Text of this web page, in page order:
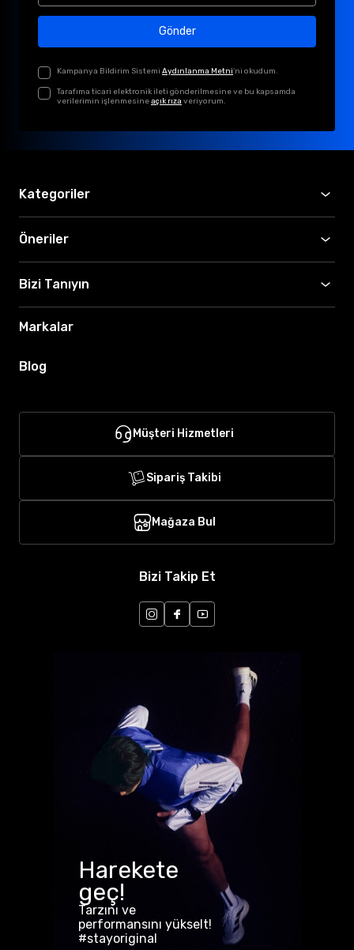
Gönder
Kampanya Bildirim Sistemi Aydınlanma Metni'ni okudum.
Tarafıma ticari elektronik ileti gönderilmesine ve bu kapsamda
verilerimin işlenmesineaçık rıza veriyorum.
Kategoriler
Öneriler
Bizi Tanıyın
Markalar
Blog
Müşteri Hizmetleri
Sipariş Takibi
Mağaza Bul
Bizi Takip Et
Harekete
geç!
Tarzını ve
performansını yükselt!
#stayoriginal